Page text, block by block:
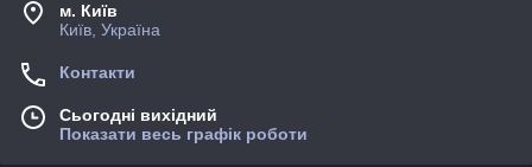
м. Київ
Київ, Україна
Контакти
Сьогодні вихідний
Показати весь графік роботи